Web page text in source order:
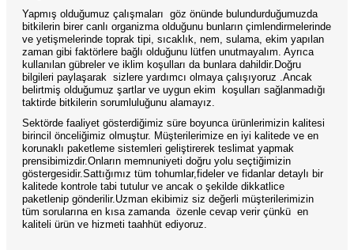
Yapmış olduğumuz çalışmaları göz önünde bulundurduğumuzda
bitkilerin birer canlı organizma olduğunu bunların çimlendirmelerinde
ve yetişmelerinde toprak tipi, sıcaklık, nem, sulama, ekim yapılan
zaman gibi faktörlere bağlı olduğunu lütfen unutmayalım. Ayrıca
kullanılan gübreler ve iklim koşulları da bunlara dahildir.Doğru
bilgileri paylaşarak sizlere yardımcı olmaya çalışıyoruz .Ancak
belirtmiş olduğumuz şartlar ve uygun ekim
koşulları sağlanmadığı
taktirde bitkilerin sorumluluğunu alamayız.
Sektörde faaliyet gösterdiğimiz süre boyunca ürünlerimizin kalitesi
birincil önceliğimiz olmuştur. Müşterilerimize en iyi kalitede ve en
korunaklı paketleme sistemleri geliştirerek teslimat yapmak
prensibimizdir.Onların memnuniyeti doğru yolu seçtiğimizin
göstergesidir.Sattığımız tüm tohumlar,fideler ve fidanlar detaylı bir
kalitede kontrole tabi tutulur ve ancak o şekilde dikkatlice
paketlenip gönderilir.Uzman ekibimiz siz değerli müşterilerimizin
tüm sorularına en kısa zamanda özenle cevap verir çünkü en
kaliteli ürün ve hizmeti taahhüt ediyoruz.